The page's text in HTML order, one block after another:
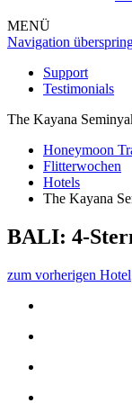
MENÜ
Navigation
Support
Testimonials
The Kayana
Honeymoon
Flitterwochen
Hotels
The Kayana
BALI: 4-
zum vorherigen Hotel